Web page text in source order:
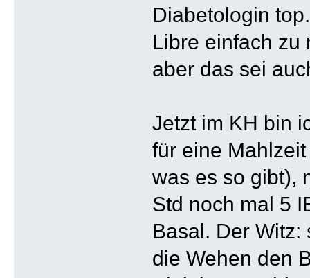
Diabetologin
Libre einfach zu
aber das sei
Jetzt im KH bin
für eine
was es so gibt),
Std noch mal 5
Basal. Der
die Wehen den